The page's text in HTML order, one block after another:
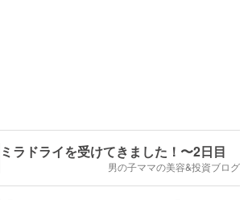
ミラドライを受けてきました！〜2日目
男の子ママの美容&投資ブログ